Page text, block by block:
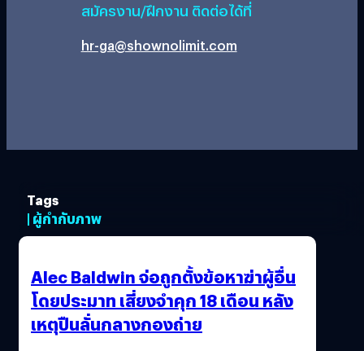
สมัครงาน/ฝึกงาน ติดต่อได้ที่
hr-ga@shownolimit.com
Tags
| ผู้กำกับภาพ
Alec Baldwin จ่อถูกตั้งข้อหาฆ่าผู้อื่น
โดยประมาท เสี่ยงจำคุก 18 เดือน หลัง
เหตุปืนลั่นกลางกองถ่าย